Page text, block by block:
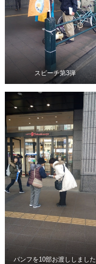
スピーチ第3弾
パンフを10部お渡ししました